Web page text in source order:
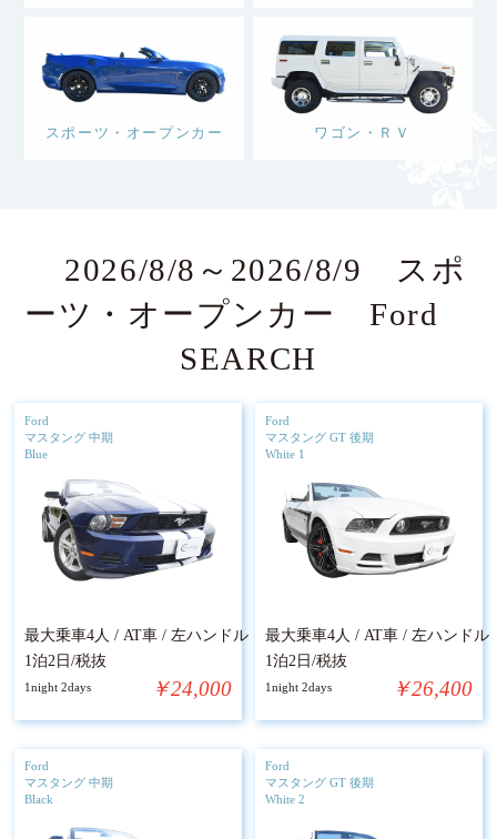
スポーツ・オープンカー ワゴン・ＲＶ
2026/8/8～2026/8/9 スポ
ーツ・オープンカー Ford
SEARCH
Ford
マスタング 中期
Blue
最大乗車4人 / AT車 / 左ハンドル
1泊2日/税抜
1night 2days ￥24,000
Ford
マスタング GT 後期
White 1
最大乗車4人 / AT車 / 左ハンドル
1泊2日/税抜
1night 2days ￥26,400
Ford
マスタング 中期
Black
Ford
マスタング GT 後期
White 2